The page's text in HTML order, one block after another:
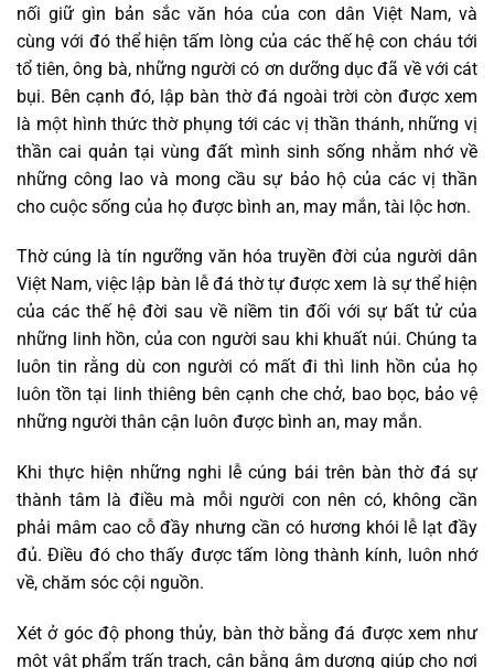
nối giữ gìn bản sắc văn hóa của con dân Việt Nam, và
cùng với đó thể hiện tấm lòng của các thế hệ con cháu tới
tổ tiên, ông bà, những người có ơn dưỡng dục đã về với cát
bụi. Bên cạnh đó, lập bàn thờ đá ngoài trời còn được xem
là một hình thức thờ phụng tới các vị thần thánh, những vị
thần cai quản tại vùng đất mình sinh sống nhằm nhớ về
những công lao và mong cầu sự bảo hộ của các vị thần
cho cuộc sống của họ được bình an, may mắn, tài lộc hơn.
Thờ cúng là tín ngưỡng văn hóa truyền đời của người dân
Việt Nam, việc lập bàn lễ đá thờ tự được xem là sự thể hiện
của các thế hệ đời sau về niềm tin đối với sự bất tử của
những linh hồn, của con người sau khi khuất núi. Chúng ta
luôn tin rằng dù con người có mất đi thì linh hồn của họ
luôn tồn tại linh thiêng bên cạnh che chở, bao bọc, bảo vệ
những người thân cận luôn được bình an, may mắn.
Khi thực hiện những nghi lễ cúng bái trên bàn thờ đá sự
thành tâm là điều mà mỗi người con nên có, không cần
phải mâm cao cỗ đầy nhưng cần có hương khói lễ lạt đầy
đủ. Điều đó cho thấy được tấm lòng thành kính, luôn nhớ
về, chăm sóc cội nguồn.
Xét ở góc độ phong thủy, bàn thờ bằng đá được xem như
một vật phẩm trấn trạch, cân bằng âm dương giúp cho nơi